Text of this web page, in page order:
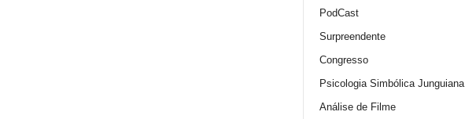
PodCast
Surpreendente
Congresso
Psicologia Simbólica Junguiana
Análise de Filme